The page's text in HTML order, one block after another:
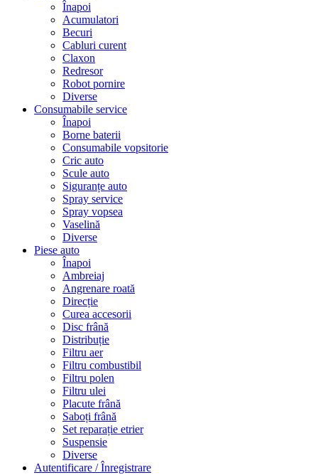
Înapoi
Acumulatori
Becuri
Cabluri curent
Claxon
Redresor
Robot pornire
Diverse
Consumabile service
Înapoi
Borne baterii
Consumabile vopsitorie
Cric auto
Scule auto
Siguranțe auto
Spray service
Spray vopsea
Vaselină
Diverse
Piese auto
Înapoi
Ambreiaj
Angrenare roată
Direcție
Curea accesorii
Disc frână
Distribuție
Filtru aer
Filtru combustibil
Filtru polen
Filtru ulei
Placute frână
Saboți frână
Set reparație etrier
Suspensie
Diverse
Autentificare / Înregistrare